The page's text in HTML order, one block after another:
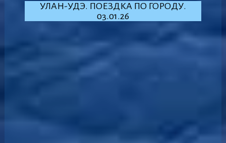
УЛАН-УДЭ. ПОЕЗДКА ПО ГОРОДУ.
03.01.26